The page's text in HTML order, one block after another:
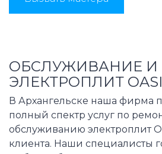
ОБСЛУЖИВАНИЕ И
ЭЛЕКТРОПЛИТ
В Архангельске наша фирма
полный спектр услуг по
обслуживанию электроплит
клиента. Наши специалисты